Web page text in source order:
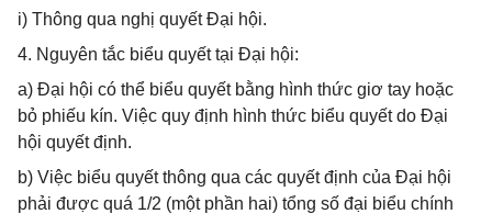
i) Thông qua nghị quyết Đại hội.
4. Nguyên tắc biểu quyết tại Đại hội:
a) Đại hội có thể biểu quyết bằng hình thức giơ tay hoặc
bỏ phiếu kín. Việc quy định hình thức biểu quyết do Đại
hội quyết định.
b) Việc biểu quyết thông qua các quyết định của Đại hội
phải được quá 1/2 (một phần hai) tổng số đại biểu chính